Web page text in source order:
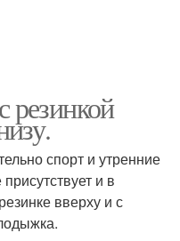
резинкой
спорт и утренние
и в
вверху и с